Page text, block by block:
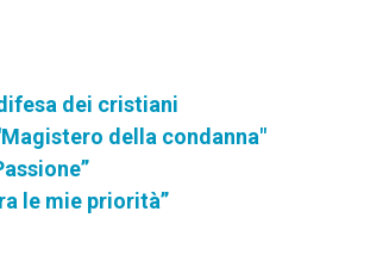
dei cristiani
della condanna"
le mie priorità”